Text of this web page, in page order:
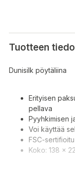
Tuotteen
Dunisilk pöytäliina
Erityisen
pellava
Pyyhkimisen
Voi käyttää
FSC-sertifioitu
Koko: 138 x